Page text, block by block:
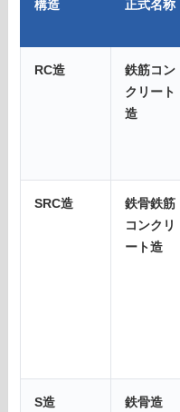
構造 正式名称
RC造
鉄筋コン
クリート
造
SRC造
鉄骨鉄筋
コンクリ
ート造
S造 鉄骨造